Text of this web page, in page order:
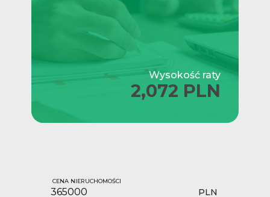
Wysokość raty
2,072 PLN
CENA NIERUCHOMOŚCI
PLN